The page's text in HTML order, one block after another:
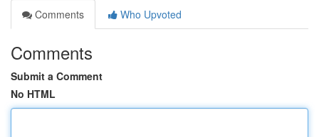
Comments
Who Upvoted
Comments
Submit a Comment
No HTML